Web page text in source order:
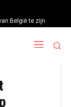
België te zijn